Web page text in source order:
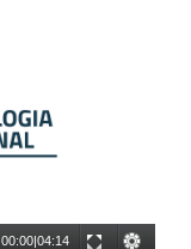
00:00|04:14